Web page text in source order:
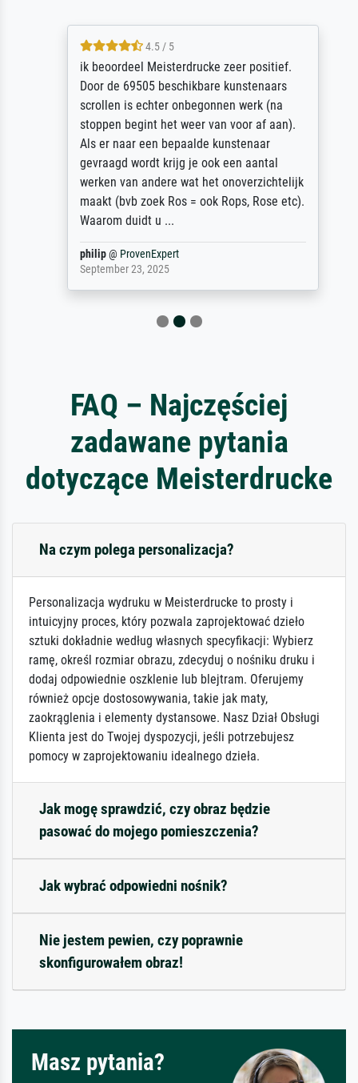
4.5 / 5
ik beoordeel Meisterdrucke zeer positief.
Door de 69505 beschikbare kunstenaars
scrollen is echter onbegonnen werk (na
stoppen begint het weer van voor af aan).
Als er naar een bepaalde kunstenaar
gevraagd wordt krijg je ook een aantal
werken van andere wat het onoverzichtelijk
maakt (bvb zoek Ros = ook Rops, Rose etc).
Waarom duidt u ...
philip@ProvenExpert
September 23, 2025
FAQ – Najczęściej
zadawane pytania
dotyczące Meisterdrucke
Na czym polega personalizacja?
Personalizacja wydruku w Meisterdrucke to prosty i
intuicyjny proces, który pozwala zaprojektować dzieło
sztuki dokładnie według własnych specyfikacji: Wybierz
ramę, określ rozmiar obrazu, zdecyduj o nośniku druku i
dodaj odpowiednie oszklenie lub blejtram. Oferujemy
również opcje dostosowywania, takie jak maty,
zaokrąglenia i elementy dystansowe. Nasz Dział Obsługi
Klienta jest do Twojej dyspozycji, jeśli potrzebujesz
pomocy w zaprojektowaniu idealnego dzieła.
Jak mogę sprawdzić, czy obraz będzie
pasować do mojego pomieszczenia?
Jak wybrać odpowiedni nośnik?
Nie jestem pewien, czy poprawnie
skonfigurowałem obraz!
Masz pytania?